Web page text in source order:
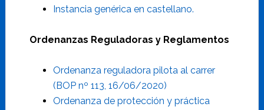
Instancia genérica en castellano.
Ordenanzas Reguladoras y Reglamentos
Ordenanza reguladora pilota al carrer
(BOP nº 113, 16/06/2020)
Ordenanza de protección y práctica